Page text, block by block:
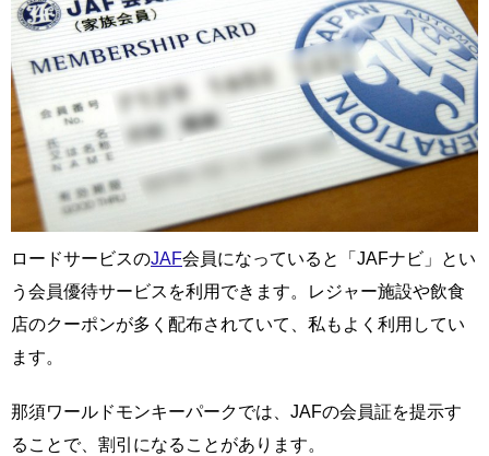
ロードサービスのJAF会員になっていると「JAFナビ」とい
う会員優待サービスを利用できます。レジャー施設や飲食
店のクーポンが多く配布されていて、私もよく利用してい
ます。
那須ワールドモンキーパークでは、JAFの会員証を提示す
ることで、割引になることがあります。